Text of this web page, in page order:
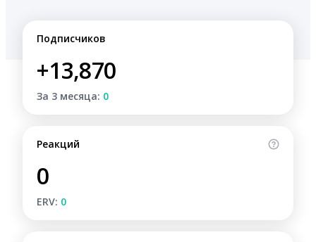
Подписчиков
+13,870
За 3 месяца: 0
Реакций
0
ERV: 0